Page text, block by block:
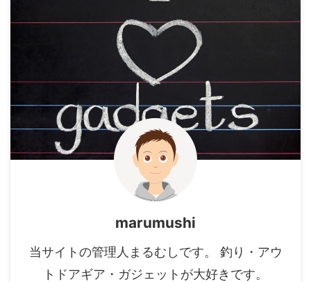
marumushi
当サイトの管理人まるむしです。 釣り・アウ
トドアギア・ガジェットが大好きです。